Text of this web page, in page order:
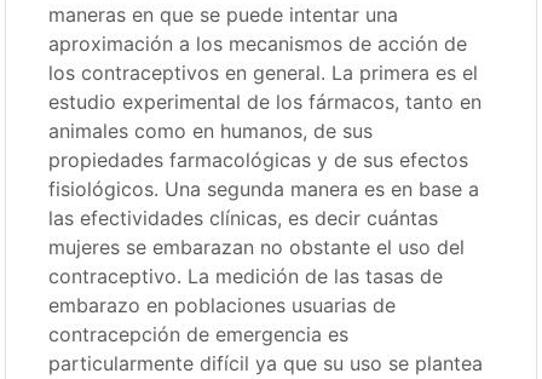
maneras en que se puede intentar una
aproximación a los mecanismos de acción de
los contraceptivos en general. La primera es el
estudio experimental de los fármacos, tanto en
animales como en humanos, de sus
propiedades farmacológicas y de sus efectos
fisiológicos. Una segunda manera es en base a
las efectividades clínicas, es decir cuántas
mujeres se embarazan no obstante el uso del
contraceptivo. La medición de las tasas de
embarazo en poblaciones usuarias de
contracepción de emergencia es
particularmente difícil ya que su uso se plantea